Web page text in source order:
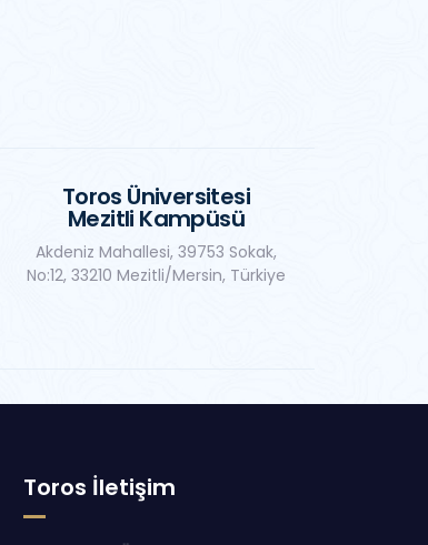
Toros Üniversitesi
Mezitli Kampüsü
Akdeniz Mahallesi, 39753 Sokak,
No:12, 33210 Mezitli/Mersin, Türkiye
Toros İletişim